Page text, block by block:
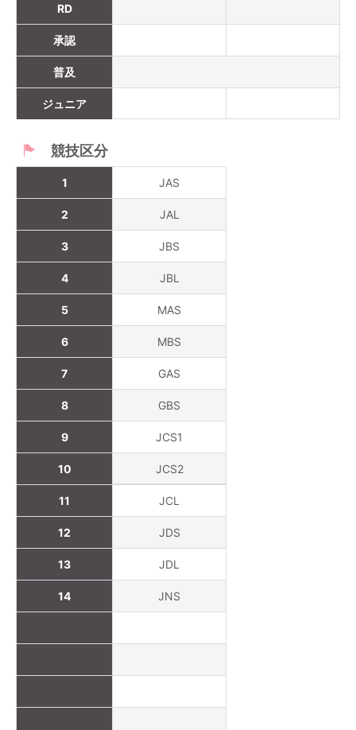
RD
承認
普及
ジュニア
競技区分
1
2
3
4
5
6
7
8
9
10
JAS
JAL
JBS
JBL
MAS
MBS
GAS
GBS
JCS1
JCS2
11
12
13
14
JCL
JDS
JDL
JNS